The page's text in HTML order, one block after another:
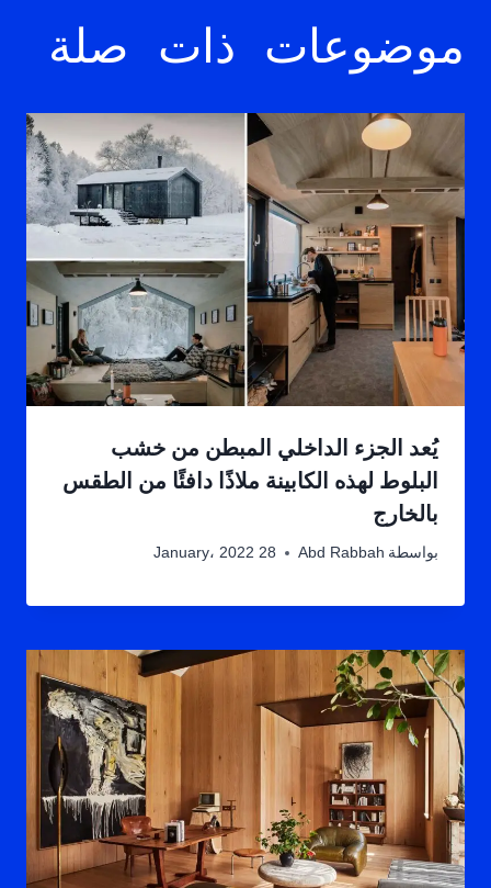
موضوعات ذات صلة
يُعد الجزء الداخلي المبطن من خشب
البلوط لهذه الكابينة ملاذًا دافئًا من الطقس
بالخارج
بواسطة Abd Rabbah 28 January، 2022